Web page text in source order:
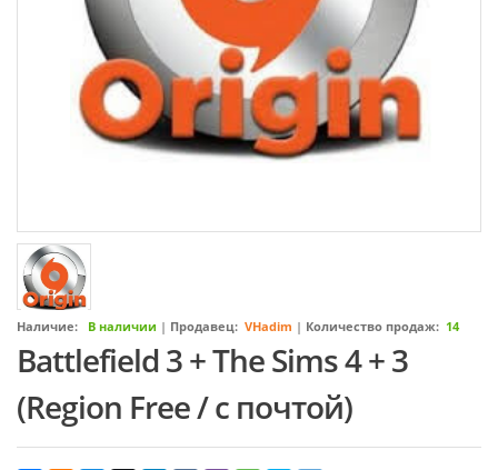
Наличие: В наличии | Продавец: VHadim | Количество продаж: 14
Battlefield 3 + The Sims 4 + 3
(Region Free / с почтой)